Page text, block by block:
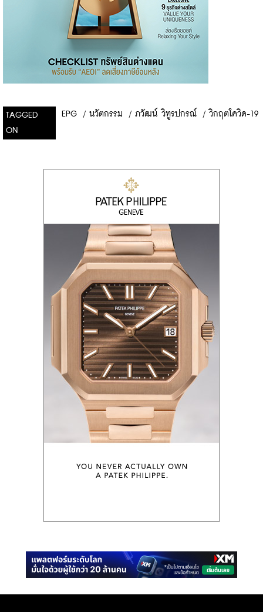
TAGGED
ON
EPG / นวัตกรรม / ภวัฒน์ วิทูรปกรณ์ / วิกฤตโควิด-19